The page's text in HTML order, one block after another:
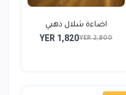
اضاءة شلال ذهبي
YER 2,800
YER 1,820